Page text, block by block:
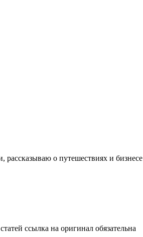
о путешествиях и бизнесе
ссылка на оригинал обязательна